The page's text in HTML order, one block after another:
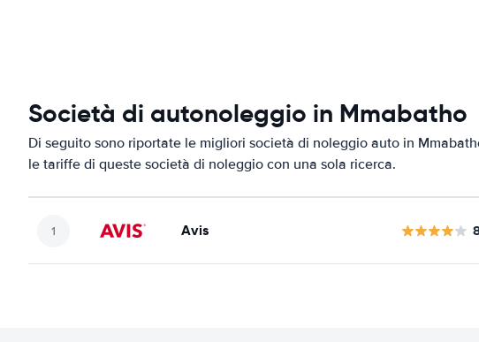
Società di autonoleggio in Mmabatho
Di seguito sono riportate le migliori società di noleggio auto in
le tariffe di queste società di noleggio con una sola ricerca.
Avis